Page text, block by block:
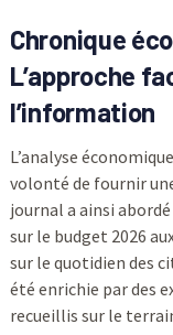
Chronique
L’approche
l’information
L’analyse
volonté de fournir
journal a ainsi
sur le budget 2026
sur le quotidien des
été enrichie par des
recueillis sur le